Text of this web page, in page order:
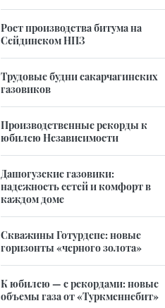
Рост производства битума на
Сейдинском НПЗ
Трудовые будни сакарчагинских
газовиков
Производственные рекорды к
юбилею Независимости
Дашогузские газовики:
надежность сетей и комфорт в
каждом доме
Скважины Готурдепе: новые
горизонты «черного золота»
К юбилею — с рекордами: новые
объемы газа от «Туркменнебит»